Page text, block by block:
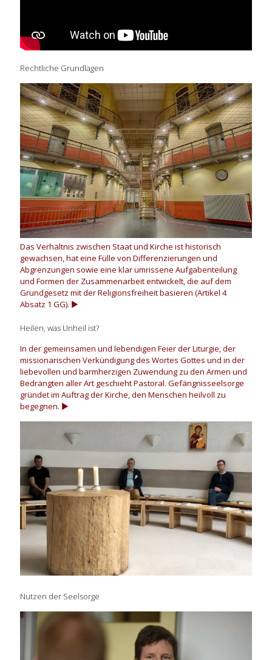
Rechtliche Grundlagen
Das Verhältnis zwischen Staat und Kirche ist historisch
gewachsen, hat eine Fülle von Differenzierungen und
Abgrenzungen sowie eine klar umrissene Aufgabenteilung
und Formen der Zusammenarbeit entwickelt, die auf dem
Grundgesetz mit der Religionsfreiheit basieren (Artikel 4
Absatz 1 GG). ▶
Heilen, was Unheil ist?
In der gemeinsamen und lebendigen Feier der Liturgie, der
missionarischen Verkündigung des Wortes Gottes und in der
liebevollen und barmherzigen Zuwendung zu den Armen und
Bedrängten aller Art geschieht Pastoral. Gefängnisseelsorge
gründet im Auftrag der Kirche, den Menschen heilvoll zu
begegnen. ▶
Nutzen der Seelsorge